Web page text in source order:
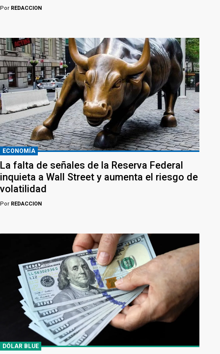
Por REDACCION
ECONOMÍA
La falta de señales de la Reserva Federal
inquieta a Wall Street y aumenta el riesgo de
volatilidad
Por REDACCION
DÓLAR BLUE